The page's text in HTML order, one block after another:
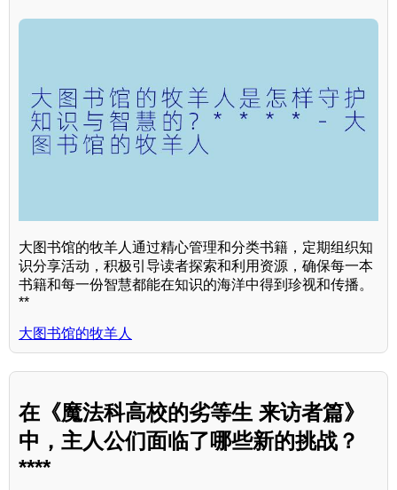
大图书馆的牧羊人通过精心管理和分类书籍，定期组织知
识分享活动，积极引导读者探索和利用资源，确保每一本
书籍和每一份智慧都能在知识的海洋中得到珍视和传播。
**
大图书馆的牧羊人
在《魔法科高校的劣等生 来访者篇》
中，主人公们面临了哪些新的挑战？
****